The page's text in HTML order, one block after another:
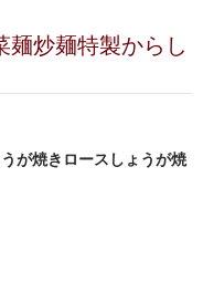
麺炒麺特製からし
が焼きロースしょうが焼